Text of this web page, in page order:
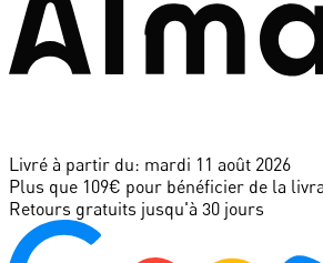
Livré à partir du: mardi 11 août 2026
Plus que 109€ pour bénéficier de la
Retours gratuits jusqu'à 30 jours